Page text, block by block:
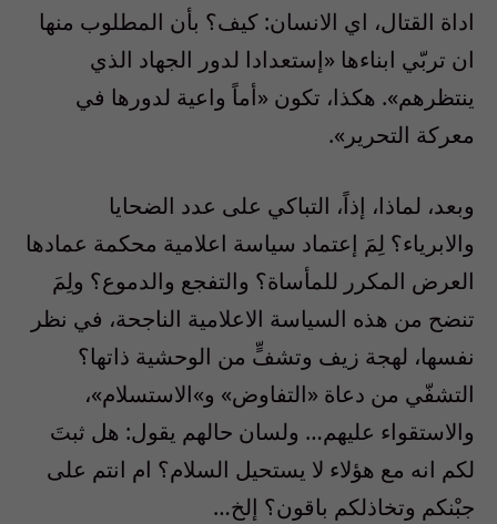
اداة القتال، اي الانسان: كيف؟ بأن المطلوب منها
ان تربّي ابناءها «إستعدادا لدور الجهاد الذي
ينتظرهم». هكذا، تكون «أماً واعية لدورها في
معركة التحرير».
وبعد، لماذا، إذاً، التباكي على عدد الضحايا
والابرياء؟ لِمَ إعتماد سياسة اعلامية محكمة عمادها
العرض المكرر للمأساة؟ والتفجع والدموع؟ ولِمَ
تنضح من هذه السياسة الاعلامية الناجحة، في نظر
نفسها، لهجة زيف وتشفٍّ من الوحشية ذاتها؟
التشفّي من دعاة «التفاوض» و»الاستسلام»،
والاستقواء عليهم… ولسان حالهم يقول: هل ثبتَ
لكم انه مع هؤلاء لا يستحيل السلام؟ ام انتم على
جبْنكم وتخاذلكم باقون؟ إلخ…